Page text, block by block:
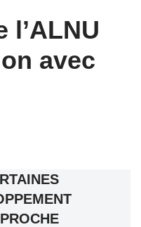
l’ALNU
avec